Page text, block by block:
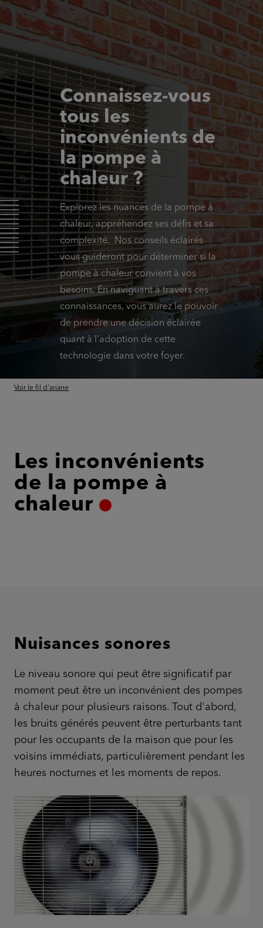
Connaissez-vous
tous les
inconvénients de
la pompe à
chaleur ?
Explorez les nuances de la pompe à
chaleur, appréhendez ses défis et sa
complexité. Nos conseils éclairés
vous guideront pour déterminer si la
pompe à chaleur convient à vos
besoins. En naviguant à travers ces
connaissances, vous aurez le pouvoir
de prendre une décision éclairée
quant à l'adoption de cette
technologie dans votre foyer.
Voir le fil d'ariane
Les inconvénients
de la pompe à
chaleur
Nuisances sonores
Le niveau sonore qui peut être significatif par
moment peut être un inconvénient des pompes
à chaleur pour plusieurs raisons. Tout d'abord,
les bruits générés peuvent être perturbants tant
pour les occupants de la maison que pour les
voisins immédiats, particulièrement pendant les
heures nocturnes et les moments de repos.